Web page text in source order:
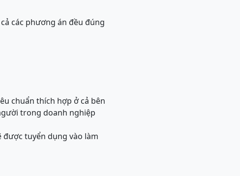
cả các phương án đều đúng
chuẩn thích hợp ở cả bên
trong doanh nghiệp
được tuyển dụng vào làm